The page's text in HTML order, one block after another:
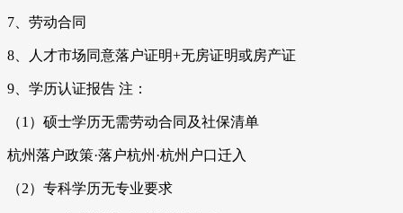
7、劳动合同
8、人才市场同意落户证明+无房证明或房产证
9、学历认证报告 注：
（1）硕士学历无需劳动合同及社保清单
杭州落户政策·落户杭州·杭州户口迁入
（2）专科学历无专业要求